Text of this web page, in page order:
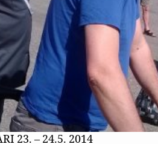
23. – 24.5. 2014